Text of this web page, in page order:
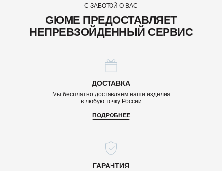
С ЗАБОТОЙ О ВАС
GIOME ПРЕДОСТАВЛЯЕТ
НЕПРЕВЗОЙДЕННЫЙ СЕРВИС
ДОСТАВКА
ГАРАНТИЯ
Мы бесплатно доставляем наши изделия
в любую точку России
ПОДРОБНЕЕ